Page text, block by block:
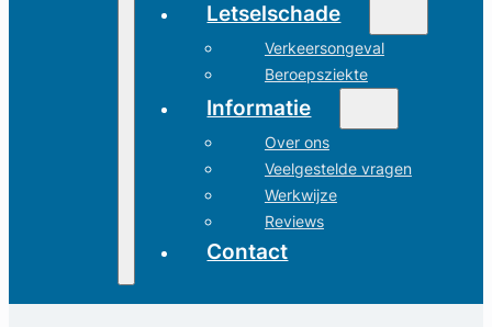
Letselschade
Verkeersongeval
Beroepsziekte
Informatie
Over ons
Veelgestelde vragen
Werkwijze
Reviews
Contact